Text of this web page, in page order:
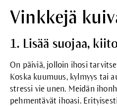
Vinkkejä
1. Lisää suojaa,
On päiviä, jolloin ihosi
Koska kuumuus, kylmyys tai
stressi vie unen. Meidän
pehmentävät ihoasi. Erityisesti